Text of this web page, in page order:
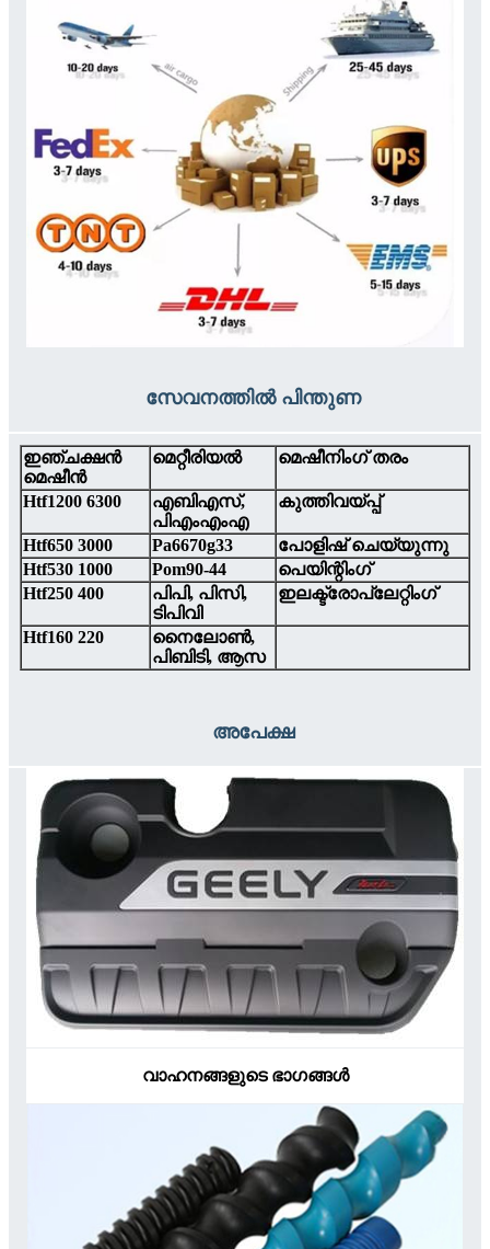
സേവനത്തിൽ പിന്തുണ
ഇഞ്ചക്ഷൻ
മെഷീൻ
മെറ്റീരിയൽ മെഷീനിംഗ് തരം
Htf1200 6300
എബിഎസ്,
പിഎംഎംഎ
കുത്തിവയ്പ്പ്
Htf650 3000 Pa6670g33
പോളിഷ് ചെയ്യുന്നു
Htf530 1000
Pom90-44
പെയിന്റിംഗ്
Htf250 400
പിപി, പിസി,
ടിപിവി
ഇലക്ട്രോപ്ലേറ്റിംഗ്
Htf160 220
നൈലോൺ,
പിബിടി, ആസ
അപേക്ഷ
വാഹനങ്ങളുടെ ഭാഗങ്ങൾ